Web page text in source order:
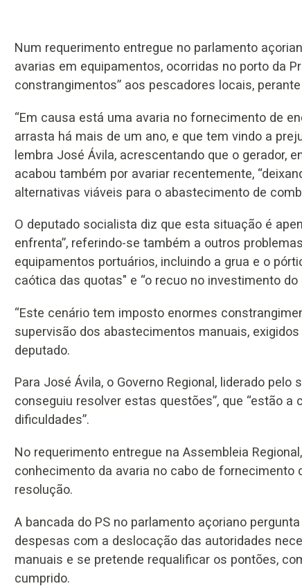
Num requerimento entregue no parlamento
avarias em equipamentos, ocorridas no porto da
constrangimentos” aos pescadores locais,
“Em causa está uma avaria no fornecimento de
arrasta há mais de um ano, e que tem vindo a
lembra José Ávila, acrescentando que o gerador,
acabou também por avariar recentemente,
alternativas viáveis para o abastecimento de
O deputado socialista diz que esta situação é
enfrenta”, referindo-se também a outros
equipamentos portuários, incluindo a grua e o
caótica das quotas" e “o recuo no investimento
“Este cenário tem imposto enormes
supervisão dos abastecimentos manuais,
deputado.
Para José Ávila, o Governo Regional, liderado
conseguiu resolver estas questões”, que “estão
dificuldades”.
No requerimento entregue na Assembleia
conhecimento da avaria no cabo de fornecimento
resolução.
A bancada do PS no parlamento açoriano
despesas com a deslocação das autoridades
manuais e se pretende requalificar os pontões,
cumprido.